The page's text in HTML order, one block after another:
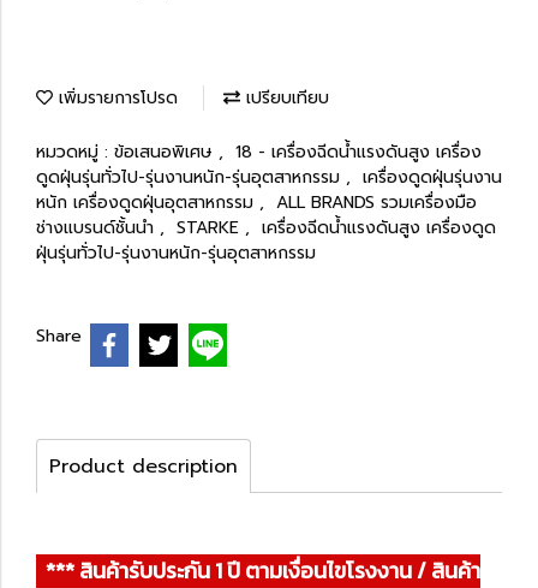
เพิ่มรายการโปรด เปรียบเทียบ
หมวดหมู่ : ข้อเสนอพิเศษ , 18 - เครื่องฉีดน้ำแรงดันสูง เครื่อง
ดูดฝุ่นรุ่นทั่วไป-รุ่นงานหนัก-รุ่นอุตสาหกรรม , เครื่องดูดฝุ่นรุ่นงาน
หนัก เครื่องดูดฝุ่นอุตสาหกรรม , ALL BRANDS รวมเครื่องมือ
ช่างแบรนด์ชั้นนำ , STARKE , เครื่องฉีดน้ำแรงดันสูง เครื่องดูด
ฝุ่นรุ่นทั่วไป-รุ่นงานหนัก-รุ่นอุตสาหกรรม
Share
Product description
*** สินค้ารับประกัน 1 ปี ตามเงื่อนไขโรงงาน / สินค้า